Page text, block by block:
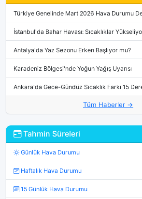
Türkiye Genelinde Mart 2026 Hava Durumu
İstanbul'da Bahar Havası: Sıcaklıklar
Antalya'da Yaz Sezonu Erken Başlıyor mu?
Karadeniz Bölgesi'nde Yoğun Yağış Uyarısı
Ankara'da Gece-Gündüz Sıcaklık Farkı 15
Tüm Haberler →
Tahmin Süreleri
Günlük Hava Durumu
Haftalık Hava Durumu
15 Günlük Hava Durumu